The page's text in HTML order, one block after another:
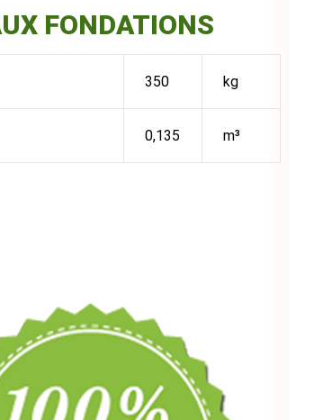
FONDATIONS
350 kg
0,135 m³